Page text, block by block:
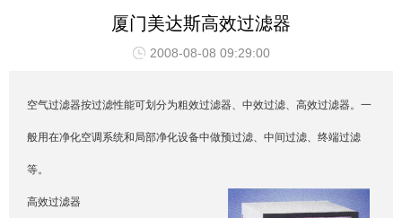
厦门美达斯高效过滤器
2008-08-08 09:29:00
空气过滤器按过滤性能可划分为粗效过滤器、中效过滤、高效过滤器。一
般用在净化空调系统和局部净化设备中做预过滤、中间过滤、终端过滤
等。
高效过滤器